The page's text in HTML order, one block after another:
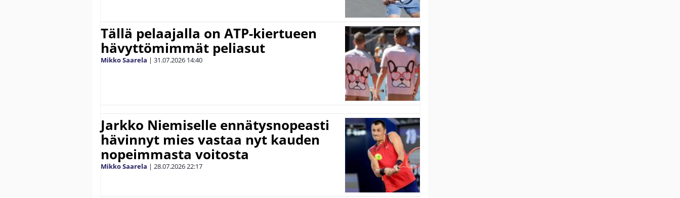
Tällä pelaajalla on ATP-kiertueen
hävyttömimmät peliasut
Mikko Saarela | 31.07.2026 14:40
Jarkko Niemiselle ennätysnopeasti
hävinnyt mies vastaa nyt kauden
nopeimmasta voitosta
Mikko Saarela | 28.07.202622:17